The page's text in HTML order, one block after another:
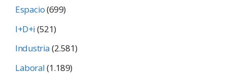
Espacio(699)
I+D+i(521)
Industria(2.581)
Laboral(1.189)